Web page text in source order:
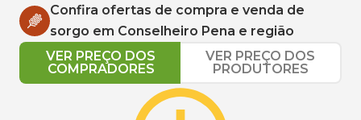
Confira ofertas de compra e venda de
sorgo em Conselheiro Pena e região
VER PREÇO DOS
COMPRADORES
VER PREÇO DOS
PRODUTORES